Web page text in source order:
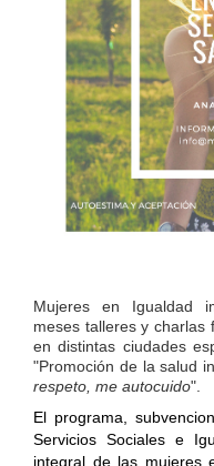
Mujeres en Igualdad
meses talleres y charlas
en distintas ciudades
"Promoción de la salud
respeto, me autocuido".
El programa,
Servicios Sociales e
integral de las mujeres